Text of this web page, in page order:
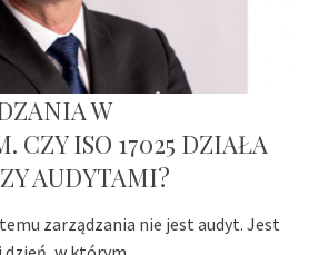
W
CZY ISO 17025 DZIAŁA
AUDYTAMI?
zarządzania nie jest audyt. Jest